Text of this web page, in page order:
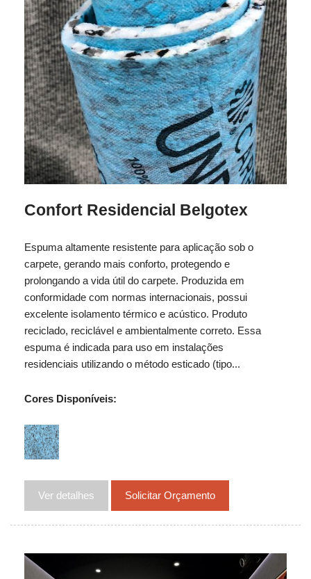
Confort Residencial Belgotex
Espuma altamente resistente para aplicação sob o
carpete, gerando mais conforto, protegendo e
prolongando a vida útil do carpete. Produzida em
conformidade com normas internacionais, possui
excelente isolamento térmico e acústico. Produto
reciclado, reciclável e ambientalmente correto. Essa
espuma é indicada para uso em instalações
residenciais utilizando o método esticado (tipo...
Cores Disponíveis:
Ver detalhes Solicitar Orçamento